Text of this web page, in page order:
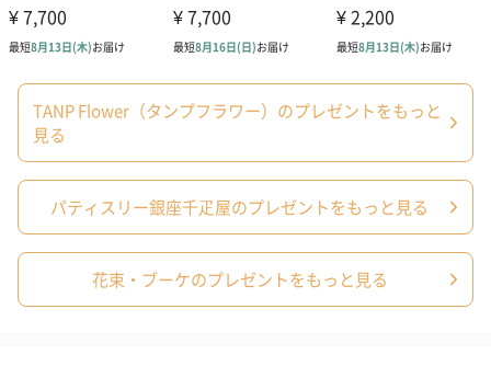
贈り物に
お祝い事や手土産、自分へのご褒美に、この果物の素材を生かし
たゼリーはいかがでしょうか。上品でフルーティな香りと優しい
甘みが、特別な日をさらに華やかに彩ります。
「パティスリー銀座千疋屋」
フルーツ専門店の老舗「銀座千疋屋」が厳選したフルーツを使用
し、パティシエがこだわりのレシピを創り上げたオリジナルスイ
TANP Flower（タンプフラワー）のプレゼントをもっと
見る
パティスリー銀座千疋屋のプレゼントをもっと見る
花束・ブーケのプレゼントをもっと見る